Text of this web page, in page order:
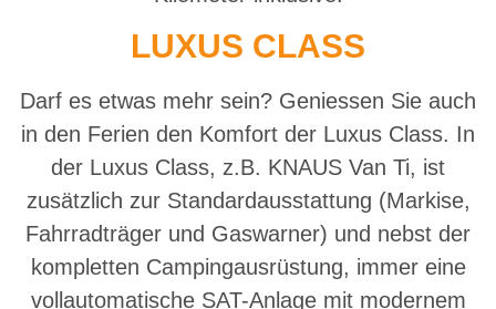
LUXUS CLASS
Darf es etwas mehr sein? Geniessen Sie auch
in den Ferien den Komfort der Luxus Class. In
der Luxus Class, z.B. KNAUS Van Ti, ist
zusätzlich zur Standardausstattung (Markise,
Fahrradträger und Gaswarner) und nebst der
kompletten Campingausrüstung, immer eine
vollautomatische SAT-Anlage mit modernem